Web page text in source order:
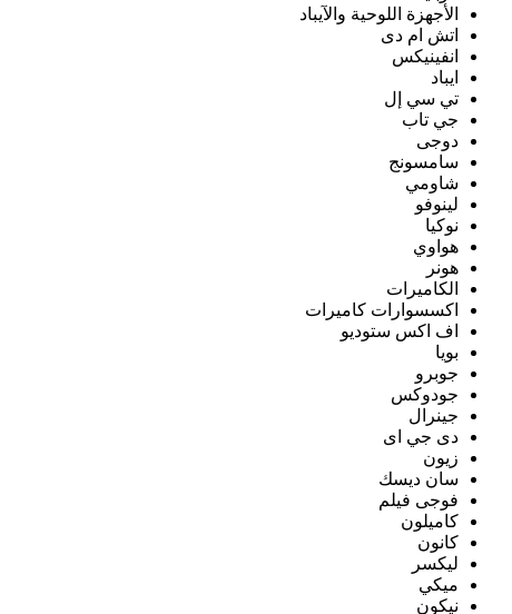
الأجهزة اللوحية والآيباد
اتش ام دى
انفينيكس
ايباد
تي سي إل
جي تاب
دوجى
سامسونج
شاومي
لينوفو
نوكيا
هواوي
هونر
الكاميرات
اكسسوارات كاميرات
اف اكس ستوديو
بويا
جوبرو
جودوكس
جينرال
دى جي اى
زيون
سان ديسك
فوجى فيلم
كاميلون
كانون
ليكسر
ميكي
نيكون